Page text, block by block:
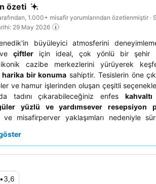
özeti
1.000+ misafir yorumlarından özetlenmiştir ·
29 May 2026
büyüleyici atmosferini
çiftler için ideal, çok yönlü bir şehir
cazibe merkezlerini yürüyerek
harika bir konuma sahiptir. Tesislerin öne
ve hamur işlerinden oluşan çeşitli
tadını çıkarabileceğiniz enfes
yüzlü ve yardımsever resepsiyon
ve misafirperver yaklaşımları nedeniyle
aza indirmek amacıyla bahçeye bakan bir
•3,6